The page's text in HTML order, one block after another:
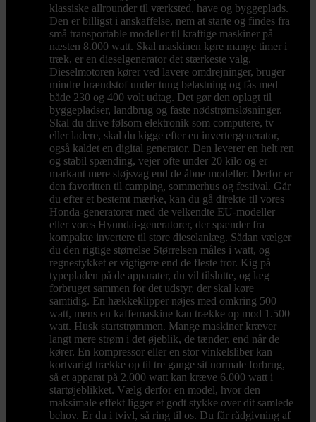
klassiske allrounder til værksted, have og byggeplads.
Den er billigst i anskaffelse, nem at starte og findes fra
små transportable modeller til kraftige maskiner på
næsten 8.000 watt. Skal maskinen køre mange timer i
træk, er en dieselgenerator det stærkeste valg.
Dieselmotoren kører ved lavere omdrejninger, bruger
mindre brændstof under tung belastning og fås med
både 230 og 400 volt udtag. Det gør den oplagt til
byggepladser, landbrug og faste nødstrømsløsninger.
Skal du drive følsom elektronik som computere, tv
eller ladere, skal du kigge efter en invertergenerator,
også kaldet en digital generator. Den leverer en helt ren
og stabil spænding, vejer ofte under 20 kilo og er
markant mere støjsvag end de åbne modeller. Derfor er
den favoritten til camping, sommerhus og festival. Går
du efter et bestemt mærke, kan du gå direkte til vores
Honda-generatorer med de velkendte EU-modeller
eller vores Hyundai-generatorer, der spænder fra
kompakte invertere til store dieselanlæg. Sådan vælger
du den rigtige størrelse Størrelsen måles i watt, og
regnestykket er vigtigere end de fleste tror. Kig på
typepladen på de apparater, du vil tilslutte, og læg
forbruget sammen for det udstyr, der skal køre
samtidig. En hækkeklipper nøjes med omkring 500
watt, mens en kaffemaskine kan trække op mod 1.500
watt. Husk startstrømmen. Mange maskiner kræver
langt mere strøm i det øjeblik, de tænder, end når de
kører. En kompressor eller en stor vinkelsliber kan
kortvarigt trække op til tre gange sit normale forbrug,
så et apparat på 2.000 watt kan kræve 6.000 watt i
startøjeblikket. Vælg derfor en model, hvor den
maksimale effekt ligger et godt stykke over dit samlede
behov. Er du i tvivl, så ring til os. Du får rådgivning af